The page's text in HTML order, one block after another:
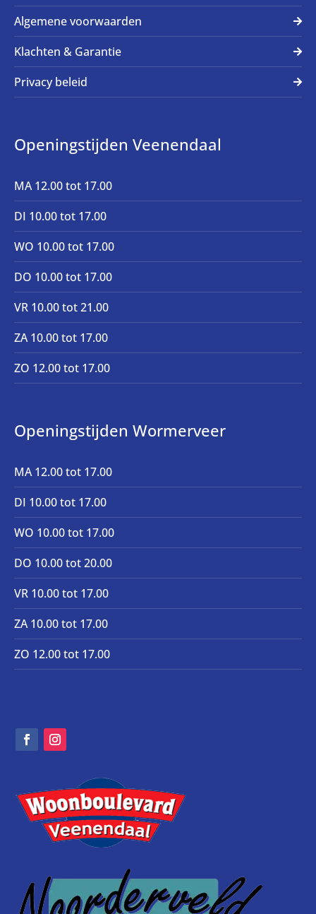
Algemene voorwaarden
Klachten & Garantie
Privacy beleid
Openingstijden Veenendaal
MA 12.00 tot 17.00
DI 10.00 tot 17.00
WO 10.00 tot 17.00
DO 10.00 tot 17.00
VR 10.00 tot 21.00
ZA 10.00 tot 17.00
ZO 12.00 tot 17.00
Openingstijden Wormerveer
MA 12.00 tot 17.00
DI 10.00 tot 17.00
WO 10.00 tot 17.00
DO 10.00 tot 20.00
VR 10.00 tot 17.00
ZA 10.00 tot 17.00
ZO 12.00 tot 17.00